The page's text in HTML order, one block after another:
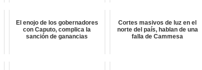
El enojo de los gobernadores
con Caputo, complica la
sanción de ganancias
Cortes masivos de luz en el
norte del país, hablan de una
falla de Cammesa